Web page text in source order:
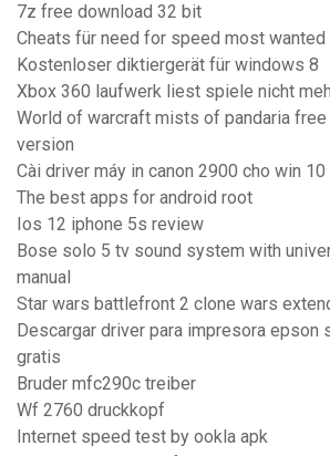
7z free download 32 bit
Cheats für need for speed most wanted
Kostenloser diktiergerät für windows 8
Xbox 360 laufwerk liest spiele nicht
World of warcraft mists of pandaria free
version
Cài driver máy in canon 2900 cho win
The best apps for android root
Ios 12 iphone 5s review
Bose solo 5 tv sound system with
manual
Star wars battlefront 2 clone wars
Descargar driver para impresora epson
gratis
Bruder mfc290c treiber
Wf 2760 druckkopf
Internet speed test by ookla apk